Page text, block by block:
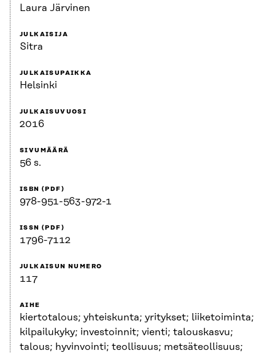
Laura Järvinen
JULKAISIJA
Sitra
JULKAISUPAIKKA
Helsinki
JULKAISUVUOSI
2016
SIVUMÄÄRÄ
56 s.
ISBN (PDF)
978-951-563-972-1
ISSN (PDF)
1796-7112
JULKAISUN NUMERO
117
AIHE
kiertotalous; yhteiskunta; yritykset; liiketoiminta;
kilpailukyky; investoinnit; vienti; talouskasvu;
talous; hyvinvointi; teollisuus; metsäteollisuus;